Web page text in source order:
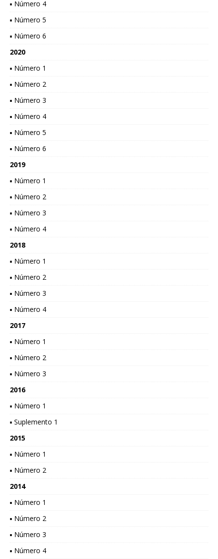
▪ Número 4
▪ Número 5
▪ Número 6
2020
▪ Número 1
▪ Número 2
▪ Número 3
▪ Número 4
▪ Número 5
▪ Número 6
2019
▪ Número 1
▪ Número 2
▪ Número 3
▪ Número 4
2018
▪ Número 1
▪ Número 2
▪ Número 3
▪ Número 4
2017
▪ Número 1
▪ Número 2
▪ Número 3
2016
▪ Número 1
▪ Suplemento 1
2015
▪ Número 1
▪ Número 2
2014
▪ Número 1
▪ Número 2
▪ Número 3
▪ Número 4